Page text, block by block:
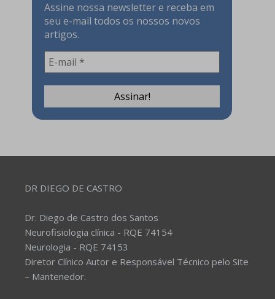
Assine nossa newsletter e receba em
seu e-mail todos os nossos novos
artigos.
DR DIEGO DE CASTRO
Dr. Diego de Castro dos Santos
Neurofisiologia clínica - RQE 74154
Neurologia - RQE 74153
Diretor Clínico Autor e Responsável Técnico pelo Site
– Mantenedor.